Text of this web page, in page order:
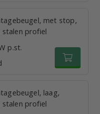
met stop,
stalen profiel
p.st.
laag,
stalen profiel